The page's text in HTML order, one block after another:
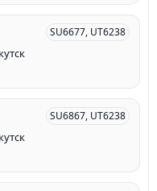
SU6677, UT6238
SU6867, UT6238